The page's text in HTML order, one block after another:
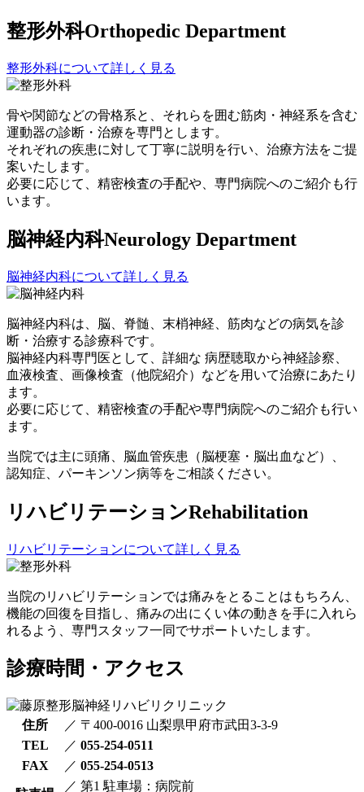
整形外科Orthopedic Department
整形外科について詳しく見る
骨や関節などの骨格系と、それらを囲む筋肉・神経系を含む
運動器の診断・治療を専門とします。
それぞれの疾患に対して丁寧に説明を行い、治療方法をご提
案いたします。
必要に応じて、精密検査の手配や、専門病院へのご紹介も行
います。
脳神経内科Neurology Department
脳神経内科について詳しく見る
脳神経内科は、脳、脊髄、末梢神経、筋肉などの病気を診
断・治療する診療科です。
脳神経内科専門医として、詳細な 病歴聴取から神経診察、
血液検査、画像検査（他院紹介）などを用いて治療にあたり
ます。
必要に応じて、精密検査の手配や専門病院へのご紹介も行い
ます。
当院では主に頭痛、脳血管疾患（脳梗塞・脳出血など）、
認知症、パーキンソン病等をご相談ください。
リハビリテーションRehabilitation
リハビリテーションについて詳しく見る
当院のリハビリテーションでは痛みをとることはもちろん、
機能の回復を目指し、痛みの出にくい体の動きを手に入れら
れるよう、専門スタッフ一同でサポートいたします。
診療時間・アクセス
住所 ／ 〒400-0016 山梨県甲府市武田3-3-9
TEL
／ 055-254-0511
FAX
／ 055-254-0513
／ 第1 駐車場：病院前